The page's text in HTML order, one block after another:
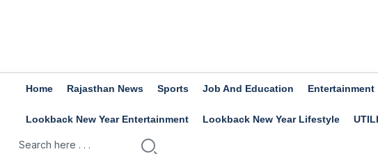
Home Rajasthan News Sports Job And Education Entertainment
Lookback New Year Entertainment Lookback New Year Lifestyle